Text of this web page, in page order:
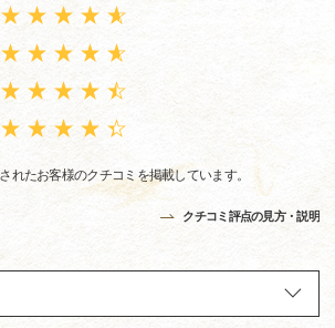
れたお客様のクチコミを掲載しています。
クチコミ評点の見方・説明